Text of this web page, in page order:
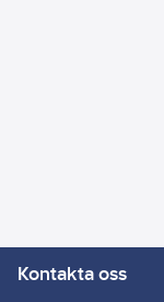
Kontakta oss